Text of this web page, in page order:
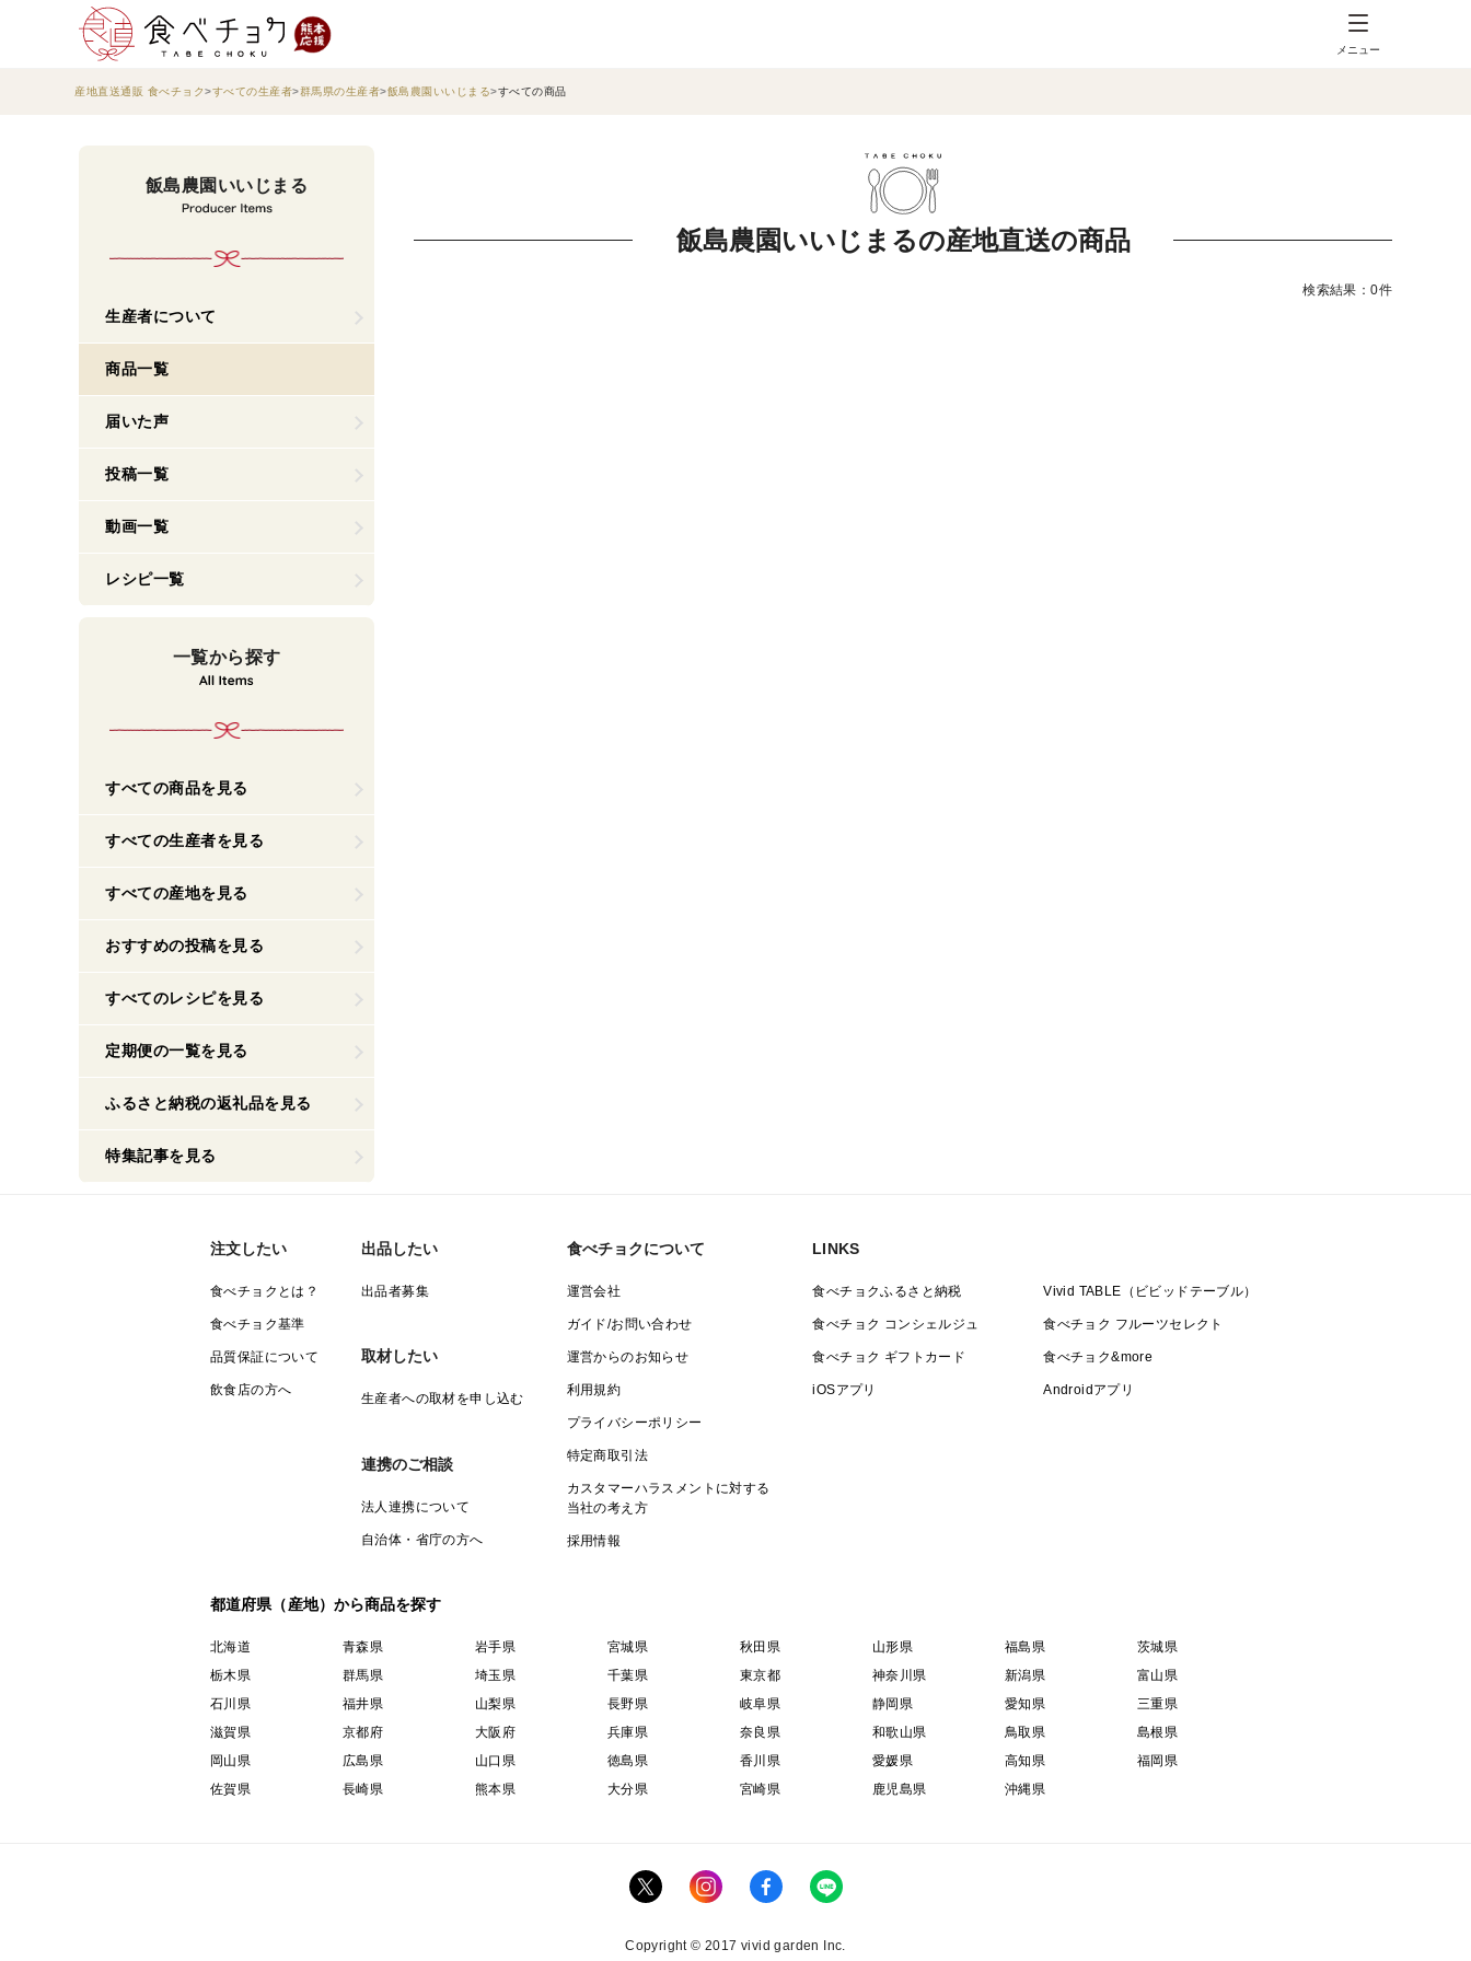
メニュー
産地直送通販 食べチョク すべての生産者 群馬県の生産者 飯島農園いいじまる すべての商品
飯島農園いいじまる
生産者について
商品一覧
届いた声
投稿一覧
動画一覧
レシピ一覧
一覧から探す
すべての商品を見る
すべての生産者を見る
すべての産地を見る
おすすめの投稿を見る
すべてのレシピを見る
定期便の一覧を見る
ふるさと納税の返礼品を見る
特集記事を見る
飯島農園いいじまるの産地直送の商品
検索結果：0件
注文したい
食べチョクとは？
食べチョク基準
品質保証について
飲食店の方へ
出品したい
出品者募集
取材したい
生産者への取材を申し込む
連携のご相談
法人連携について
自治体・省庁の方へ
食べチョクについて
運営会社
ガイド/お問い合わせ
運営からのお知らせ
利用規約
プライバシーポリシー
特定商取引法
カスタマーハラスメントに対する
当社の考え方
採用情報
LINKS
食べチョクふるさと納税 Vivid TABLE（ビビッドテーブル）
食べチョク コンシェルジュ 食べチョク フルーツセレクト
食べチョク ギフトカード 食べチョク&more
iOSアプリ Androidアプリ
都道府県（産地）から商品を探す
北海道 青森県 岩手県 宮城県 秋田県 山形県 福島県
茨城県
栃木県
群馬県 埼玉県 千葉県 東京都 神奈川県 新潟県
富山県
石川県
福井県 山梨県 長野県 岐阜県 静岡県 愛知県
三重県
滋賀県
京都府 大阪府 兵庫県 奈良県 和歌山県 鳥取県
島根県
岡山県
広島県 山口県 徳島県 香川県 愛媛県 高知県
福岡県
佐賀県
長崎県 熊本県 大分県 宮崎県 鹿児島県 沖縄県
Copyright © 2017 vivid garden Inc.